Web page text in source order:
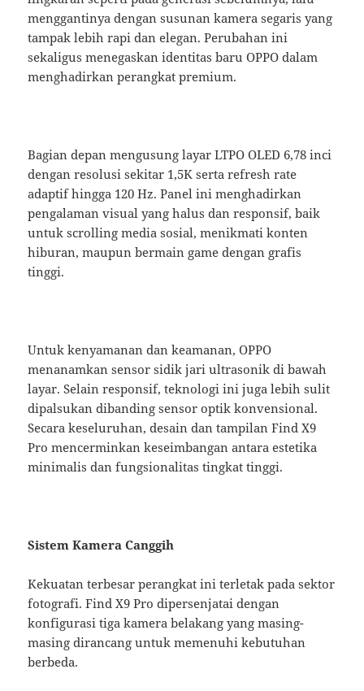
menggantinya dengan susunan kamera segaris yang
tampak lebih rapi dan elegan. Perubahan ini
sekaligus menegaskan identitas baru OPPO dalam
menghadirkan perangkat premium.
Bagian depan mengusung layar LTPO OLED 6,78 inci
dengan resolusi sekitar 1,5K serta refresh rate
adaptif hingga 120 Hz. Panel ini menghadirkan
pengalaman visual yang halus dan responsif, baik
untuk scrolling media sosial, menikmati konten
hiburan, maupun bermain game dengan grafis
tinggi.
Untuk kenyamanan dan keamanan, OPPO
menanamkan sensor sidik jari ultrasonik di bawah
layar. Selain responsif, teknologi ini juga lebih sulit
dipalsukan dibanding sensor optik konvensional.
Secara keseluruhan, desain dan tampilan Find X9
Pro mencerminkan keseimbangan antara estetika
minimalis dan fungsionalitas tingkat tinggi.
Sistem Kamera Canggih
Kekuatan terbesar perangkat ini terletak pada sektor
fotografi. Find X9 Pro dipersenjatai dengan
konfigurasi tiga kamera belakang yang masing-
masing dirancang untuk memenuhi kebutuhan
berbeda.